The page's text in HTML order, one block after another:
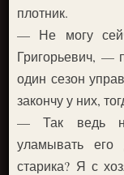
плотник.
— Не могу
Григорьевич, —
один сезон
закончу у них,
— Так ведь
уламывать
старика? Я с